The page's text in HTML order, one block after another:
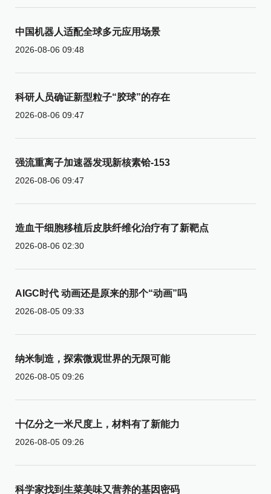
中国机器人适配全球多元应用场景
2026-08-06 09:48
科研人员确证新型粒子“胶球”的存在
2026-08-06 09:47
强流重离子加速器发现新核素铪-153
2026-08-06 09:47
造血干细胞移植后皮肤纤维化治疗有了新靶点
2026-08-06 02:30
AIGC时代 动画还是原来的那个“动画”吗
2026-08-05 09:33
纳米制造，探索微观世界的无限可能
2026-08-05 09:26
十亿分之一米尺度上，材料有了新能力
2026-08-05 09:26
科学家找到生菜美味又营养的基因密码